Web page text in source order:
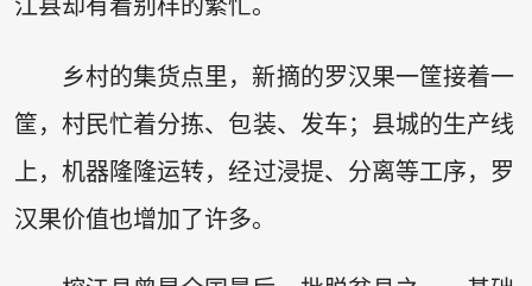
江县却有着别样的繁忙。
乡村的集货点里，新摘的罗汉果一筐接着一
筐，村民忙着分拣、包装、发车；县城的生产线
上，机器隆隆运转，经过浸提、分离等工序，罗
汉果价值也增加了许多。